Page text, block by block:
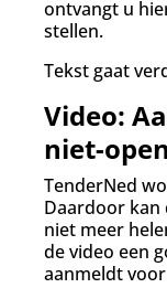
ontvangt u
stellen.
Tekst gaat
Video:
niet-
TenderNed
Daardoor kan
niet meer
de video een
aanmeldt